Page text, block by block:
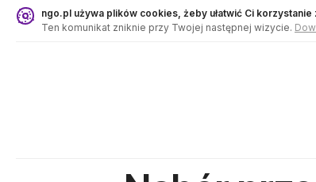
ngo.pl używa plików cookies, żeby ułatwić Ci korzystanie
Ten komunikat zniknie przy Twojej następnej wizycie.